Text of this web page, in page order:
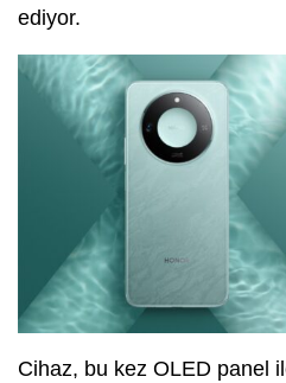
ediyor.
Cihaz, bu kez OLED panel